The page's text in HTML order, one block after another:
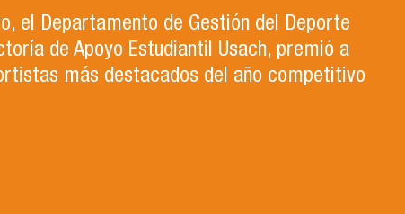
el Departamento de Gestión del Deporte
de Apoyo Estudiantil Usach, premió a
más destacados del año competitivo